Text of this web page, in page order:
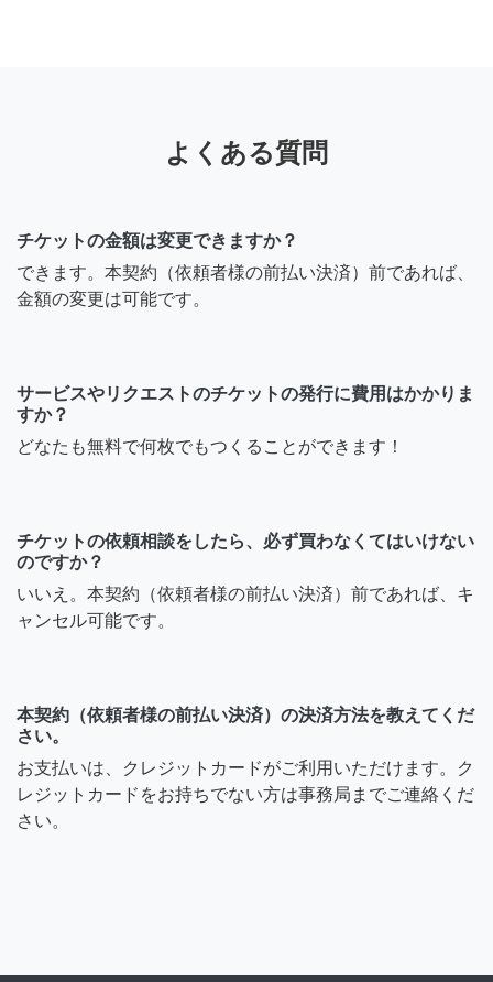
よくある質問
チケットの金額は変更できますか？
できます。本契約（依頼者様の前払い決済）前であれば、
金額の変更は可能です。
サービスやリクエストのチケットの発行に費用はかかりま
すか？
どなたも無料で何枚でもつくることができます！
チケットの依頼相談をしたら、必ず買わなくてはいけない
のですか？
いいえ。本契約（依頼者様の前払い決済）前であれば、キ
ャンセル可能です。
本契約（依頼者様の前払い決済）の決済方法を教えてくだ
さい。
お支払いは、クレジットカードがご利用いただけます。ク
レジットカードをお持ちでない方は事務局までご連絡くだ
さい。